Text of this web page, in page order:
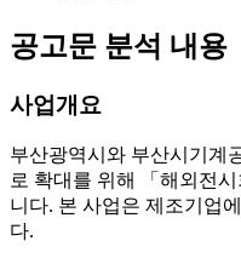
공고문 분석 내용
사업개요
부산광역시와 부산시기계
로 확대를 위해 「해외전
니다. 본 사업은 제조기업
다.